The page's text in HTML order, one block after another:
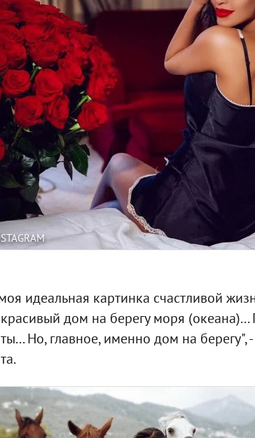
идеальная картинка счастливой
дом на берегу моря (океана)...
Но, главное, именно дом на берегу",